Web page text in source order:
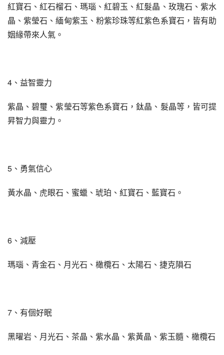
紅寶石、紅石榴石、瑪瑙、紅碧玉、紅髮晶、玫瑰石、紫水
晶、紫瑩石、緬甸紫玉、粉紫珍珠等紅紫色系寶石，皆有助
姻緣帶來人氣。
4、益智靈力
紫晶、碧璽、紫瑩石等紫色系寶石，鈦晶、髮晶等，皆可提
昇智力與靈力。
5、勇氣信心
黃水晶、虎眼石、蜜蠟、琥珀、紅寶石、藍寶石。
6、減壓
瑪瑙、青金石、月光石、橄欖石、太陽石、捷克隕石
7、有個好眠
黑曜岩、月光石、茶晶、紫水晶、紫黃晶、紫玉髓、橄欖石